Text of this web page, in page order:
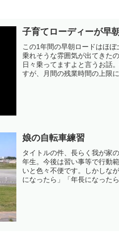
子育てローディーが早
この1年間の早朝ロードはほ
乗れそうな雰囲気が出てきた
日々乗ってますよと言うお話
すが、月間の残業時間の上限
娘の自転車練習
タイトルの件、長らく我が家
年生。今後は習い事等で行動
いと色々不便です。しかしな
になったら」「年長になった